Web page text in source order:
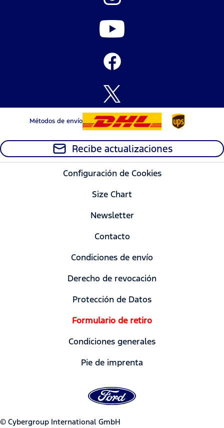
Métodos de envío
Recibe actualizaciones
Configuración de Cookies
Size Chart
Newsletter
Contacto
Condiciones de envío
Derecho de revocación
Protección de Datos
Formulario de retiro
Condiciones generales
Pie de imprenta
© Cybergroup International GmbH